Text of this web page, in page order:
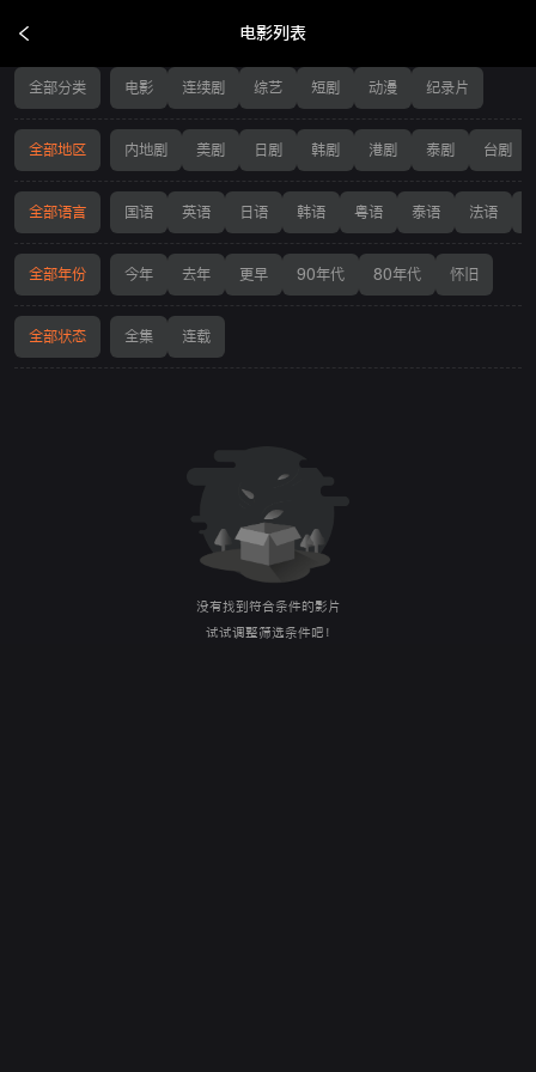
电影列表
电影列表
全部分类 电影 连续剧 综艺 短剧 动漫 纪录片
全部地区 内地剧 美剧 日剧 韩剧 港剧 泰剧 台剧
全部语言 国语 英语 日语 韩语 粤语 泰语 法语
全部年份 今年 去年 更早 90年代 80年代 怀旧
全部状态 全集 连载
没有找到符合条件的影片
试试调整筛选条件吧！